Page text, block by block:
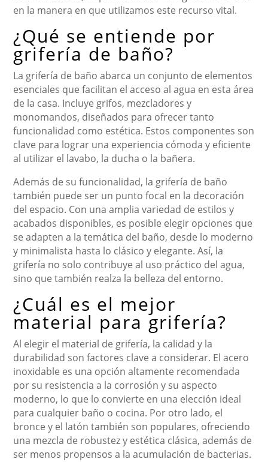
en la manera en que utilizamos este recurso vital.
¿Qué se entiende por
grifería de baño?
La grifería de baño abarca un conjunto de elementos
esenciales que facilitan el acceso al agua en esta área
de la casa. Incluye grifos, mezcladores y
monomandos, diseñados para ofrecer tanto
funcionalidad como estética. Estos componentes son
clave para lograr una experiencia cómoda y eficiente
al utilizar el lavabo, la ducha o la bañera.
Además de su funcionalidad, la grifería de baño
también puede ser un punto focal en la decoración
del espacio. Con una amplia variedad de estilos y
acabados disponibles, es posible elegir opciones que
se adapten a la temática del baño, desde lo moderno
y minimalista hasta lo clásico y elegante. Así, la
grifería no solo contribuye al uso práctico del agua,
sino que también realza la belleza del entorno.
¿Cuál es el mejor
material para grifería?
Al elegir el material de grifería, la calidad y la
durabilidad son factores clave a considerar. El acero
inoxidable es una opción altamente recomendada
por su resistencia a la corrosión y su aspecto
moderno, lo que lo convierte en una elección ideal
para cualquier baño o cocina. Por otro lado, el
bronce y el latón también son populares, ofreciendo
una mezcla de robustez y estética clásica, además de
ser menos propensos a la acumulación de bacterias.